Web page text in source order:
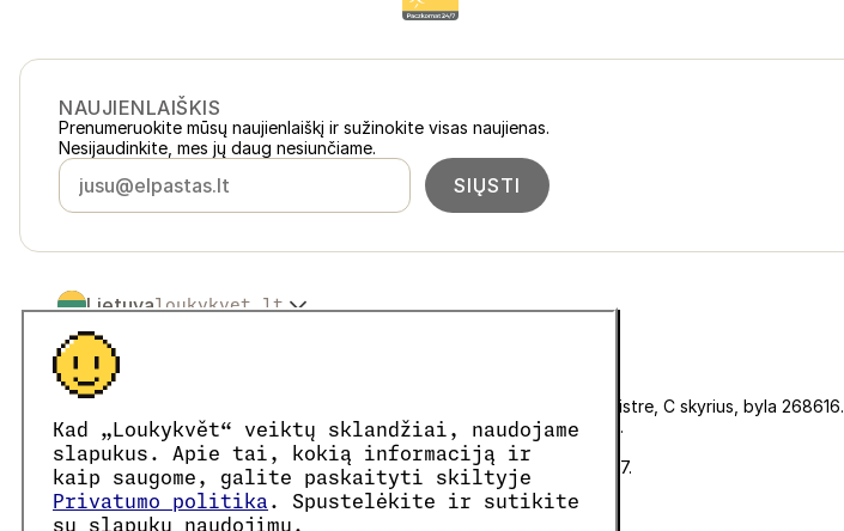
Kad „Loukykvět“ veiktų sklandžiai, naudojame
slapukus. Apie tai, kokią informaciją ir
kaip saugome, galite paskaityti skiltyje
Privatumo politika . Spustelėkite ir sutikite
su slapukų naudojimu.
NAUJIENLAIŠKIS
Prenumeruokite mūsų naujienlaiškį ir sužinokite visas naujienas.
Nesijaudinkite, mes jų daug nesiunčiame.
SIŲSTI
Lietuvaloukykvet.lt
Česko
Slovensko
Polskaloukykvet.pl
Österreichloukykvet.at
Deutschland loukykvet.de
France loukykvet.fr
Belgiëloukykvet.be
© 2016 →
Loukykvět s.r.o. yra registruota Prahos miesto teismo komerciniame registre, C skyrius, byla 268616.
Dalyvaujame „EKO-KOM“ sistemoje, registracijos numeris EKF00180493.
Augalų pasams išduoti naudojame registracijos numerį 0636.
Mūsų įmonės kodas yra 05663687, PVM mokėtojo kodas – CZ05663687.
Duomenų dėžutės ID yra eng827q.
EORI kodas yra CZ05663687.